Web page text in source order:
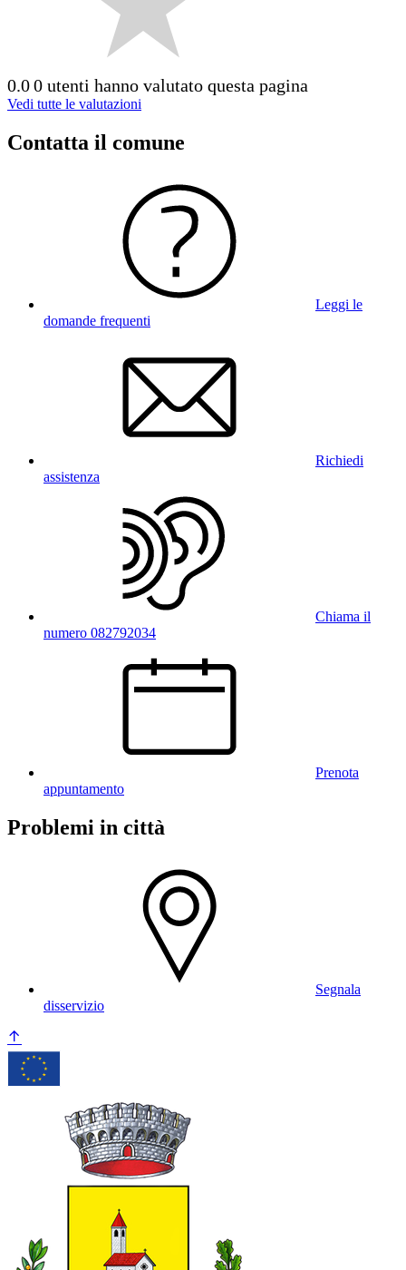
0.00 utenti hanno valutato questa pagina
Vedi tutte le valutazioni
Contatta il comune
Leggi le
domande frequenti
Richiedi
assistenza
Chiama il
numero 082792034
Prenota
appuntamento
Problemi in città
Segnala
disservizio